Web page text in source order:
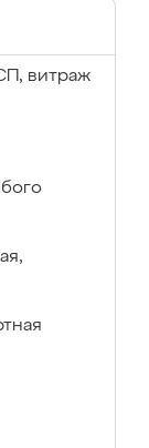
витраж